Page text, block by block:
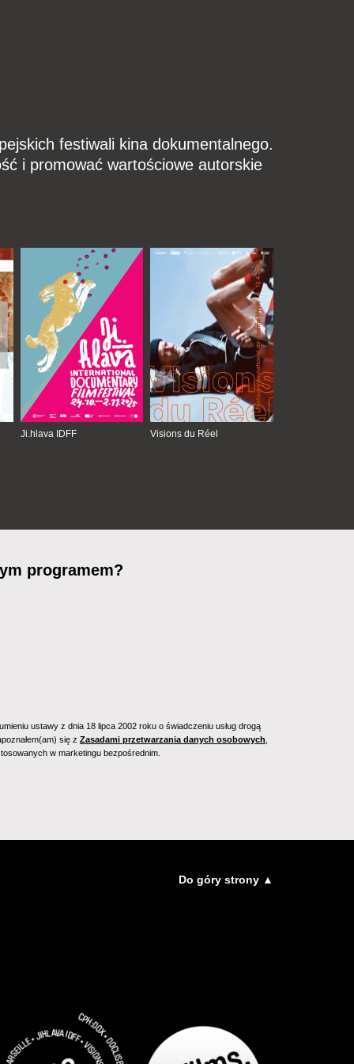
festiwali kina dokumentalnego.
i promować wartościowe autorskie
Ji.hlava IDFF Visions du Réel
programem?
ustawy z dnia 18 lipca 2002 roku o świadczeniu usług drogą
się z Zasadami przetwarzania danych osobowych
w marketingu bezpośrednim.
Do góry strony ▲